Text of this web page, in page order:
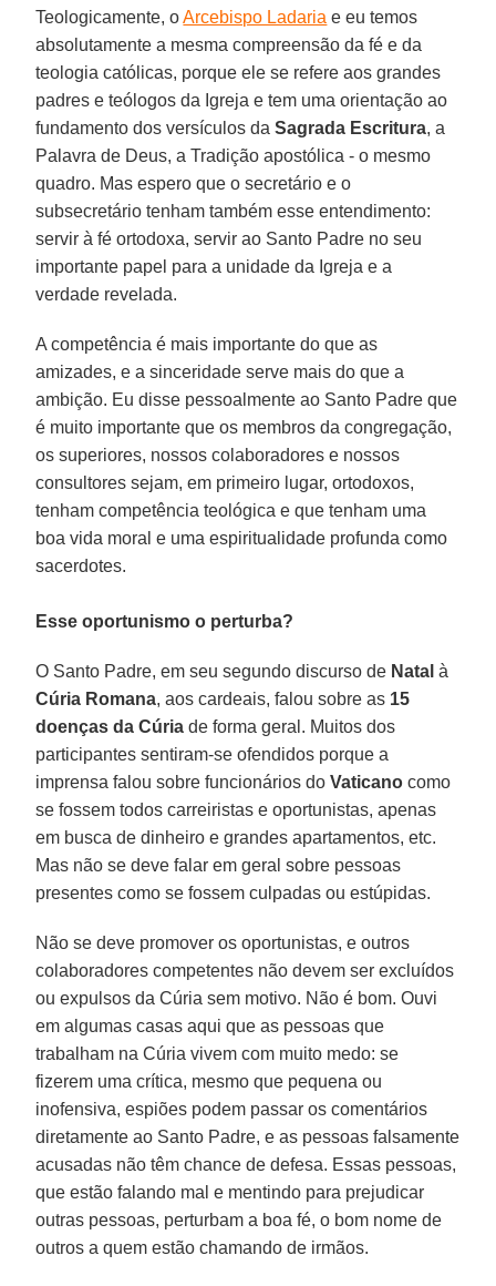
Teologicamente, oArcebispo Ladaria e eu temos
absolutamente a mesma compreensão da fé e da
teologia católicas, porque ele se refere aos grandes
padres e teólogos da Igreja e tem uma orientação ao
fundamento dos versículos daSagrada Escritura, a
Palavra de Deus, a Tradição apostólica - o mesmo
quadro. Mas espero que o secretário e o
subsecretário tenham também esse entendimento:
servir à fé ortodoxa, servir ao Santo Padre no seu
importante papel para a unidade da Igreja e a
verdade revelada.
A competência é mais importante do que as
amizades, e a sinceridade serve mais do que a
ambição. Eu disse pessoalmente ao Santo Padre que
é muito importante que os membros da congregação,
os superiores, nossos colaboradores e nossos
consultores sejam, em primeiro lugar, ortodoxos,
tenham competência teológica e que tenham uma
boa vida moral e uma espiritualidade profunda como
sacerdotes.
Esse oportunismo o perturba?
O Santo Padre, em seu segundo discurso de Natal à
Cúria Romana, aos cardeais, falou sobre as 15
doenças da Cúria de forma geral. Muitos dos
participantes sentiram-se ofendidos porque a
imprensa falou sobre funcionários doVaticano como
se fossem todos carreiristas e oportunistas, apenas
em busca de dinheiro e grandes apartamentos, etc.
Mas não se deve falar em geral sobre pessoas
presentes como se fossem culpadas ou estúpidas.
Não se deve promover os oportunistas, e outros
colaboradores competentes não devem ser excluídos
ou expulsos da Cúria sem motivo. Não é bom. Ouvi
em algumas casas aqui que as pessoas que
trabalham na Cúria vivem com muito medo: se
fizerem uma crítica, mesmo que pequena ou
inofensiva, espiões podem passar os comentários
diretamente ao Santo Padre, e as pessoas falsamente
acusadas não têm chance de defesa. Essas pessoas,
que estão falando mal e mentindo para prejudicar
outras pessoas, perturbam a boa fé, o bom nome de
outros a quem estão chamando de irmãos.